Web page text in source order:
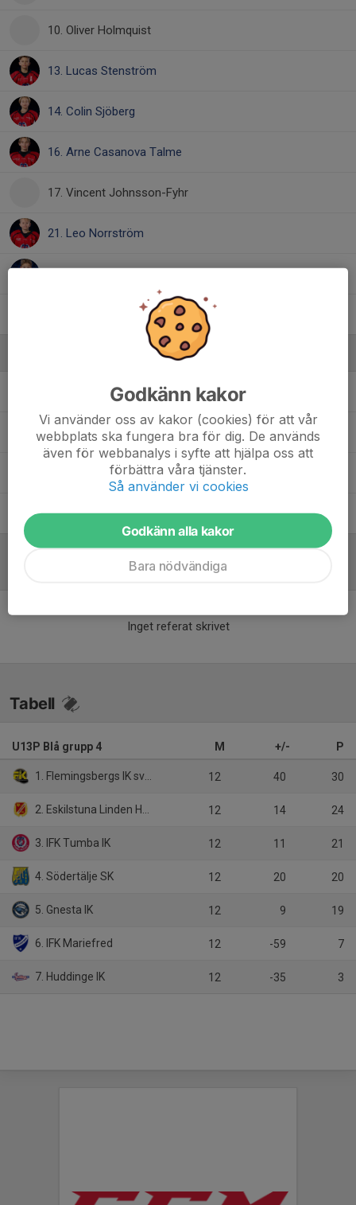
10. Oliver Holmquist
13. Lucas Stenström
14. Colin Sjöberg
16. Arne Casanova Talme
17. Vincent Johnsson-Fyhr
21. Leo Norrström
30. Alexander Karlström
Axel MattissonMaterialare
Kristoffer JyväläTränare
Marie KarlströmLagledare
Olle HolmquistMaterialare
Inget referat skrivet
Tabell
U13P Blå grupp 4 M +/- P
1. Flemingsbergs IK svart 12 40 30
2. Eskilstuna Linden Hockey 12 14 24
3. IFK Tumba IK 12 11 21
4. Södertälje SK 12 20 20
5. Gnesta IK 12 9 19
6. IFK Mariefred 12 -59 7
7. Huddinge IK 12 -35 3
Godkänn kakor
Vi använder oss av kakor (cookies) för att vår
webbplats ska fungera bra för dig. De används
även för webbanalys i syfte att hjälpa oss att
förbättra våra tjänster.
Så använder vi cookies
Godkänn alla kakor
Bara nödvändiga